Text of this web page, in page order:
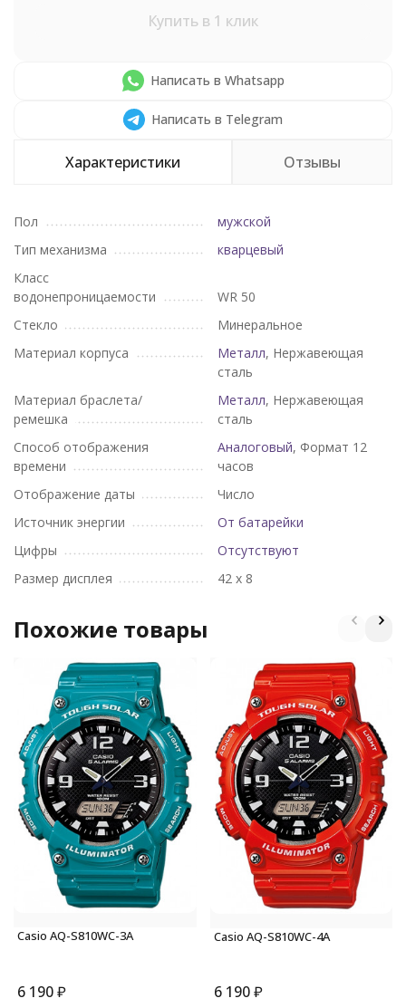
Купить в 1 клик
Написать в Whatsapp
Написать в Telegram
Характеристики Отзывы
Пол
мужской
Тип механизма
кварцевый
Класс
водонепроницаемости
WR 50
Стекло
Минеральное
Материал корпуса
Металл, Нержавеющая
сталь
Материал браслета/
ремешка
Металл, Нержавеющая
сталь
Способ отображения
времени
Аналоговый, Формат 12
часов
Отображение даты
Число
Источник энергии
От батарейки
Цифры
Отсутствуют
Размер дисплея
42 х 8
Похожие товары
Casio AQ-S810WC-3A
6 190₽
Casio AQ-S810WC-4A
6 190 ₽